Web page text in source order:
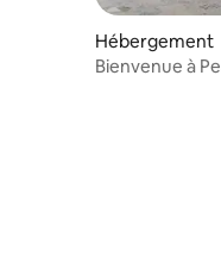
Hébergement
Bienvenue à